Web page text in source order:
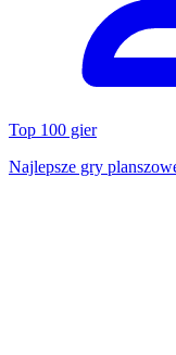
Top 100 gier
Najlepsze gry